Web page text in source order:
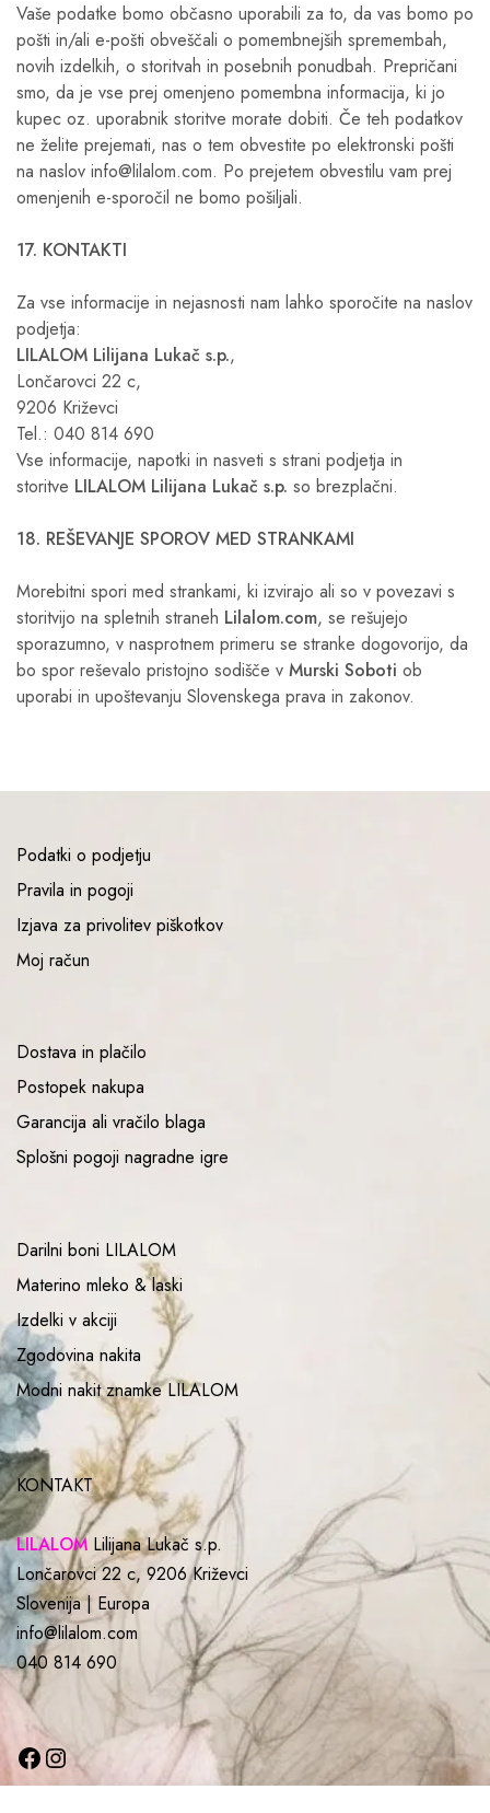
Vaše podatke bomo občasno uporabili za to, da vas bomo po
pošti in/ali e-pošti obveščali o pomembnejših spremembah,
novih izdelkih, o storitvah in posebnih ponudbah. Prepričani
smo, da je vse prej omenjeno pomembna informacija, ki jo
kupec oz. uporabnik storitve morate dobiti. Če teh podatkov
ne želite prejemati, nas o tem obvestite po elektronski pošti
na naslov info@lilalom.com. Po prejetem obvestilu vam prej
omenjenih e-sporočil ne bomo pošiljali.
17. KONTAKTI
Za vse informacije in nejasnosti nam lahko sporočite na naslov
podjetja:
LILALOM Lilijana Lukač s.p.,
Lončarovci 22 c,
9206 Križevci
Tel.: 040 814 690
Vse informacije, napotki in nasveti s strani podjetja in
storitve LILALOM Lilijana Lukač s.p. so brezplačni.
18. REŠEVANJE SPOROV MED STRANKAMI
Morebitni spori med strankami, ki izvirajo ali so v povezavi s
storitvijo na spletnih straneh Lilalom.com, se rešujejo
sporazumno, v nasprotnem primeru se stranke dogovorijo, da
bo spor reševalo pristojno sodišče v Murski Soboti ob
uporabi in upoštevanju Slovenskega prava in zakonov.
Podatki o podjetju
Pravila in pogoji
Izjava za privolitev piškotkov
Moj račun
Dostava in plačilo
Postopek nakupa
Garancija ali vračilo blaga
Splošni pogoji nagradne igre
Darilni boni LILALOM
Materino mleko & laski
Izdelki v akciji
Zgodovina nakita
Modni nakit znamke LILALOM
KONTAKT
LILALOM Lilijana Lukač s.p.
Lončarovci 22 c, 9206 Križevci
Slovenija | Europa
info@lilalom.com
040 814 690